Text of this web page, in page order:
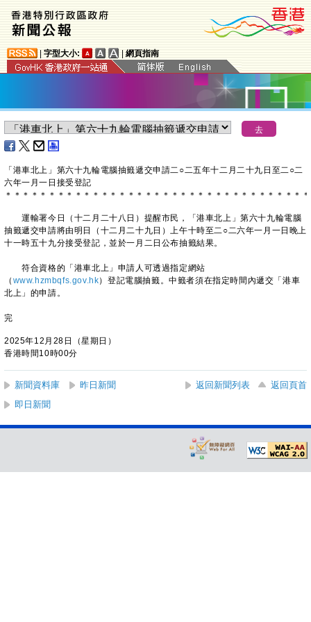
字型大小: 網頁指南
「港車北上」第六十九輪電腦抽籤遞交申請二○二五年十二月二十九日至二○二
六年一月一日接受登記
＊ ＊ ＊ ＊ ＊ ＊ ＊ ＊ ＊ ＊ ＊ ＊ ＊ ＊ ＊ ＊ ＊ ＊ ＊ ＊ ＊ ＊ ＊ ＊ ＊ ＊ ＊ ＊ ＊ ＊ ＊ ＊ ＊ ＊ ＊
運輸署今日（十二月二十八日）提醒市民，「港車北上」第六十九輪電腦
抽籤遞交申請將由明日（十二月二十九日）上午十時至二○二六年一月一日晚上
十一時五十九分接受登記，並於一月二日公布抽籤結果。
符合資格的「港車北上」申請人可透過指定網站
（ www.hzmbqfs.gov.hk）登記電腦抽籤。中籤者須在指定時間內遞交「港車
北上」的申請。
完
2025年12月28日（星期日）
香港時間10時00分
新聞資料庫 昨日新聞 返回新聞列表
返回頁首
即日新聞